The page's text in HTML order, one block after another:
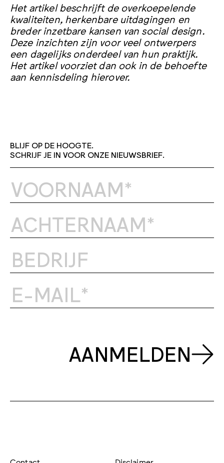
Het artikel beschrijft de overkoepelende
kwaliteiten, herkenbare uitdagingen en
breder inzetbare kansen van social design.
Deze inzichten zijn voor veel ontwerpers
een dagelijks onderdeel van hun praktijk.
Het artikel voorziet dan ook in de behoefte
aan kennisdeling hierover.
BLIJF OP DE HOOGTE.
SCHRIJF JE IN VOOR ONZE NIEUWSBRIEF.
AANMELDEN